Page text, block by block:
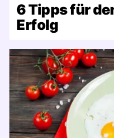
6 Tipps für
Erfolg